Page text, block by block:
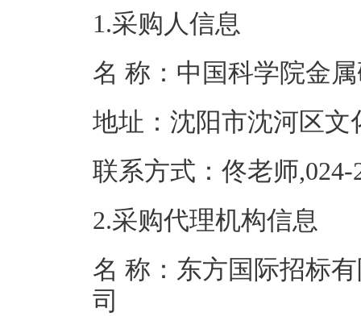
1.采购人信息
名 称：中国科
地址：沈阳市
联系方式：佟老
2.采购代理机构信息
名 称：东方国际招标